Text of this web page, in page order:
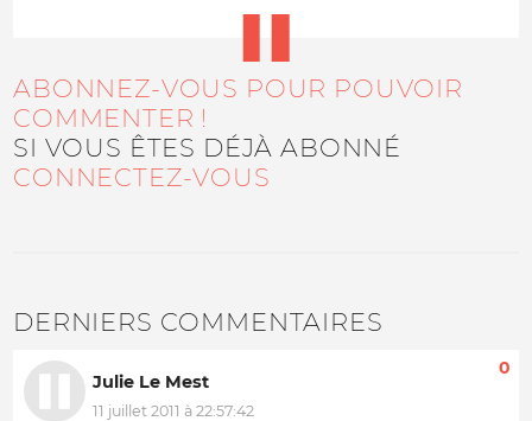
ABONNEZ-VOUS POUR POUVOIR
COMMENTER !
SI VOUS ÊTES DÉJÀ ABONNÉ
CONNECTEZ-VOUS
DERNIERS COMMENTAIRES
Julie Le Mest
11 juillet 2011 à 22:57:42
0